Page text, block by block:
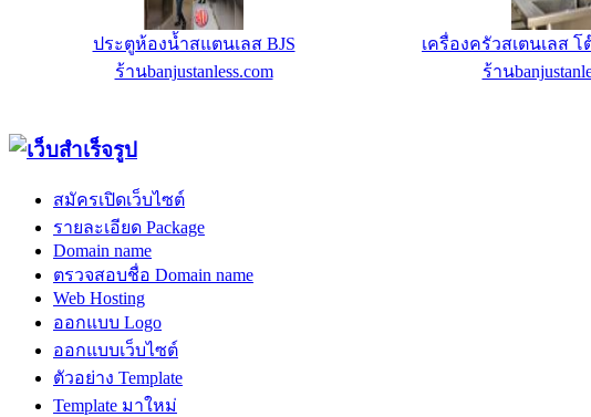
ประตูห้องน้ำสแตนเลส BJS
ร้านbanjustanless.com
เครื่องครัวสเตนเลส โ
ร้าน
สมัครเปิดเว็บไซต์
รายละเอียด Package
Domain name
ตรวจสอบชื่อ Domain name
Web Hosting
ออกแบบ Logo
ออกแบบเว็บไซต์
ตัวอย่าง Template
Template มาใหม่